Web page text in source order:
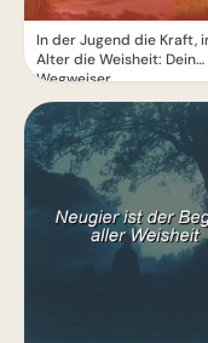
In der Jugend die Kraft,
Alter die Weisheit: Dein
Wegweiser